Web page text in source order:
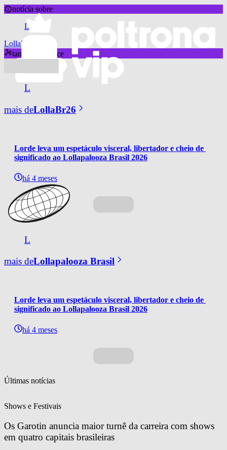
notícia sobre
L
LollaBr26
também aparece
L
mais deLollaBr26
Lorde leva um espetáculo visceral, libertador e cheio de
significado ao Lollapalooza Brasil 2026
há 4 meses
L
mais deLollapalooza Brasil
Lorde leva um espetáculo visceral, libertador e cheio de
significado ao Lollapalooza Brasil 2026
há 4 meses
Últimas notícias
Shows e Festivais
Os Garotin anuncia maior turnê da carreira com shows
em quatro capitais brasileiras